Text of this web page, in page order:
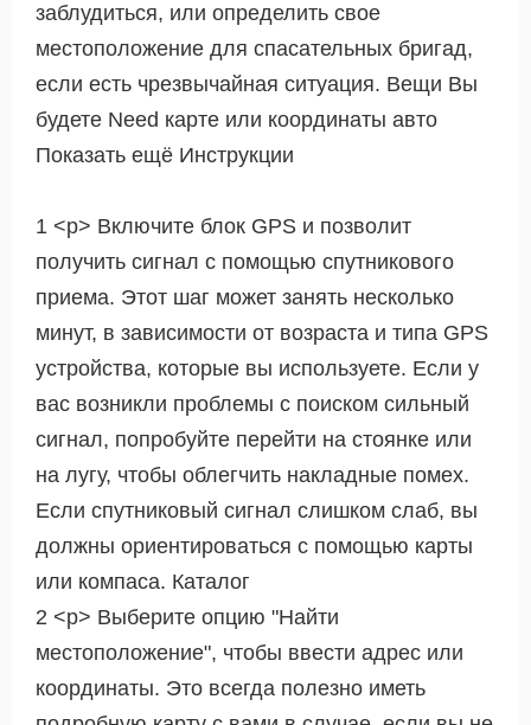
заблудиться, или определить свое
местоположение для спасательных бригад,
если есть чрезвычайная ситуация. Вещи Вы
будете Need карте или координаты авто
Показать ещё Инструкции
1 <р> Включите блок GPS и позволит
получить сигнал с помощью спутникового
приема. Этот шаг может занять несколько
минут, в зависимости от возраста и типа GPS
устройства, которые вы используете. Если у
вас возникли проблемы с поиском сильный
сигнал, попробуйте перейти на стоянке или
на лугу, чтобы облегчить накладные помех.
Если спутниковый сигнал слишком слаб, вы
должны ориентироваться с помощью карты
или компаса. Каталог
2 <р> Выберите опцию "Найти
местоположение", чтобы ввести адрес или
координаты. Это всегда полезно иметь